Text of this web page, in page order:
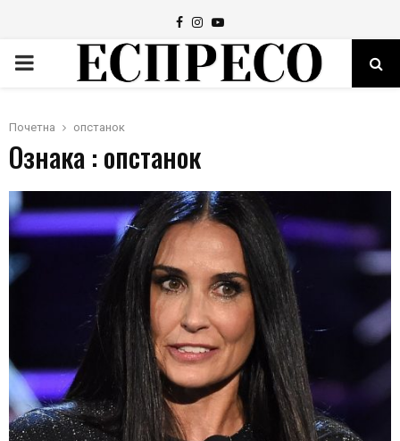
Facebook
Instagram
Youtube
PRIMARY
Почетна опстанок
Ознака : опстанок